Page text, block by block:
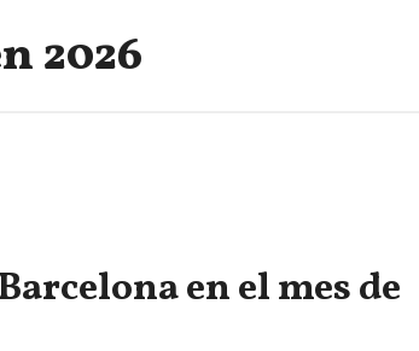
2026
en el mes de